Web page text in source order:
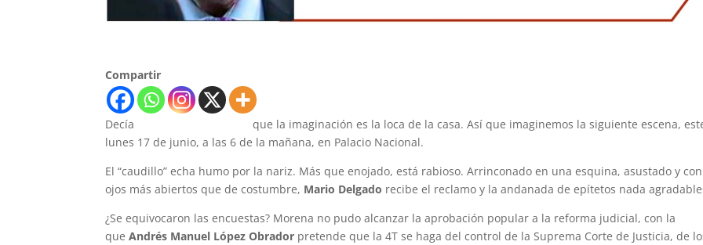
Compartir
Decía
que la imaginación es la loca de la casa. Así que imaginemos la siguiente escena,
lunes 17 de junio, a las 6 de la mañana, en Palacio Nacional.
El “caudillo” echa humo por la nariz. Más que enojado, está rabioso. Arrinconado en una esquina, asustado y
ojos más abiertos que de costumbre, Mario Delgado recibe el reclamo y la andanada de epítetos nada
¿Se equivocaron las encuestas? Morena no pudo alcanzar la aprobación popular a la reforma judicial, con la
queAndrés Manuel López Obrador pretende que la 4T se haga del control de la Suprema Corte de Justicia, de